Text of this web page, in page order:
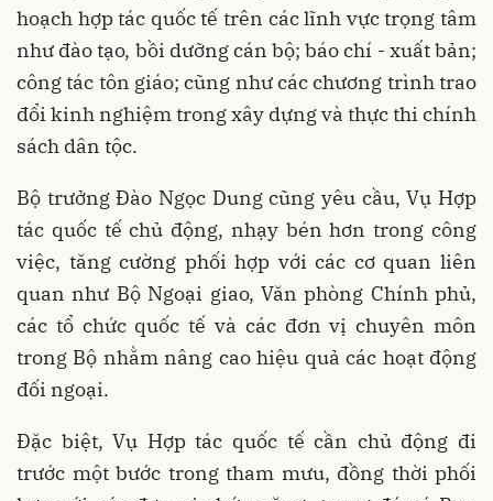
hoạch hợp tác quốc tế trên các lĩnh vực trọng tâm
như đào tạo, bồi dưỡng cán bộ; báo chí - xuất bản;
công tác tôn giáo; cũng như các chương trình trao
đổi kinh nghiệm trong xây dựng và thực thi chính
sách dân tộc.
Bộ trưởng Đào Ngọc Dung cũng yêu cầu, Vụ Hợp
tác quốc tế chủ động, nhạy bén hơn trong công
việc, tăng cường phối hợp với các cơ quan liên
quan như Bộ Ngoại giao, Văn phòng Chính phủ,
các tổ chức quốc tế và các đơn vị chuyên môn
trong Bộ nhằm nâng cao hiệu quả các hoạt động
đối ngoại.
Đặc biệt, Vụ Hợp tác quốc tế cần chủ động đi
trước một bước trong tham mưu, đồng thời phối